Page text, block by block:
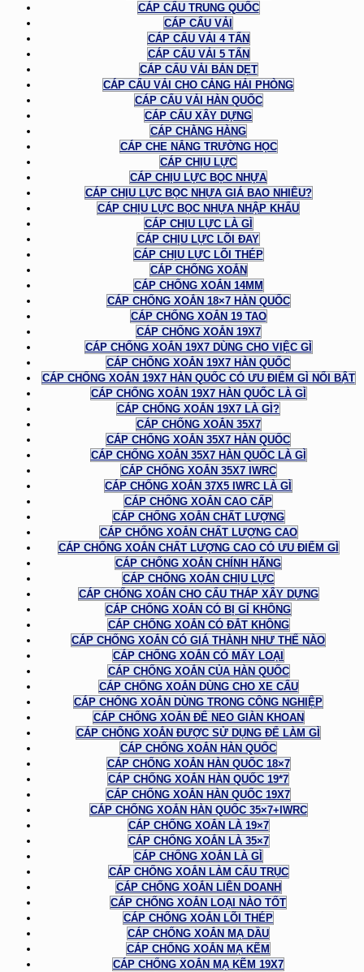
CÁP CẨU TRUNG QUỐC
CÁP CẨU VẢI
CÁP CẨU VẢI 4 TẤN
CÁP CẨU VẢI 5 TẤN
CÁP CẨU VẢI BẢN DẸT
CÁP CẨU VẢI CHO CẢNG HẢI PHÒNG
CÁP CẨU VẢI HÀN QUỐC
CÁP CẨU XÂY DỰNG
CÁP CHẰNG HÀNG
CÁP CHE NẮNG TRƯỜNG HỌC
CÁP CHỊU LỰC
CÁP CHỊU LỰC BỌC NHỰA
CÁP CHỊU LỰC BỌC NHỰA GIÁ BAO NHIÊU?
CÁP CHỊU LỰC BỌC NHỰA NHẬP KHẨU
CÁP CHỊU LỰC LÀ GÌ
CÁP CHỊU LỰC LÕI ĐAY
CÁP CHỊU LỰC LÕI THÉP
CÁP CHỐNG XOẮN
CÁP CHỐNG XOẮN 14MM
CÁP CHỐNG XOẮN 18×7 HÀN QUỐC
CÁP CHỐNG XOẮN 19 TAO
CÁP CHỐNG XOẮN 19X7
CÁP CHỐNG XOẮN 19X7 DÙNG CHO VIỆC GÌ
CÁP CHỐNG XOẮN 19X7 HÀN QUỐC
CÁP CHỐNG XOẮN 19X7 HÀN QUỐC CÓ ƯU ĐIỂM GÌ NỔI BẬT
CÁP CHỐNG XOẮN 19X7 HÀN QUỐC LÀ GÌ
CÁP CHỐNG XOẮN 19X7 LÀ GÌ?
CÁP CHỐNG XOẮN 35X7
CÁP CHỐNG XOẮN 35X7 HÀN QUỐC
CÁP CHỐNG XOẮN 35X7 HÀN QUỐC LÀ GÌ
CÁP CHỐNG XOẮN 35X7 IWRC
CÁP CHỐNG XOẮN 37X5 IWRC LÀ GÌ
CÁP CHỐNG XOẮN CAO CẤP
CÁP CHỐNG XOẮN CHẤT LƯỢNG
CÁP CHỐNG XOẮN CHẤT LƯỢNG CAO
CÁP CHỐNG XOẮN CHẤT LƯỢNG CAO CÓ ƯU ĐIỂM GÌ
CÁP CHỐNG XOẮN CHÍNH HÃNG
CÁP CHỐNG XOẮN CHỊU LỰC
CÁP CHỐNG XOẮN CHO CẨU THÁP XÂY DỰNG
CÁP CHỐNG XOẮN CÓ BỊ GỈ KHÔNG
CÁP CHỐNG XOẮN CÓ ĐẮT KHÔNG
CÁP CHỐNG XOẮN CÓ GIÁ THÀNH NHƯ THẾ NÀO
CÁP CHỐNG XOẮN CÓ MẤY LOẠI
CÁP CHỐNG XOẮN CỦA HÀN QUỐC
CÁP CHỐNG XOẮN DÙNG CHO XE CẨU
CÁP CHỐNG XOẮN DÙNG TRONG CÔNG NGHIỆP
CÁP CHỐNG XOẮN ĐỂ NEO GIÀN KHOAN
CÁP CHỐNG XOẮN ĐƯỢC SỬ DỤNG ĐỂ LÀM GÌ
CÁP CHỐNG XOẮN HÀN QUỐC
CÁP CHỐNG XOẮN HÀN QUỐC 18×7
CÁP CHỐNG XOẮN HÀN QUỐC 19*7
CÁP CHỐNG XOẮN HÀN QUỐC 19X7
CÁP CHỐNG XOẮN HÀN QUỐC 35×7+IWRC
CÁP CHỐNG XOẮN LÀ 19×7
CÁP CHỐNG XOẮN LÀ 35×7
CÁP CHỐNG XOẮN LÀ GÌ
CÁP CHỐNG XOẮN LÀM CẨU TRỤC
CÁP CHỐNG XOẮN LIÊN DOANH
CÁP CHỐNG XOẮN LOẠI NÀO TỐT
CÁP CHỐNG XOẮN LÕI THÉP
CÁP CHỐNG XOẮN MẠ DẦU
CÁP CHỐNG XOẮN MẠ KẼM
CÁP CHỐNG XOẮN MẠ KẼM 19X7